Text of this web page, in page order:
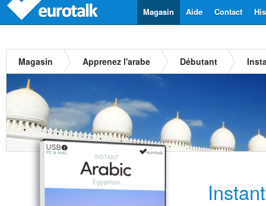
Contact
Aide
Magasin
Magasin Apprenez l'arabe Débutant